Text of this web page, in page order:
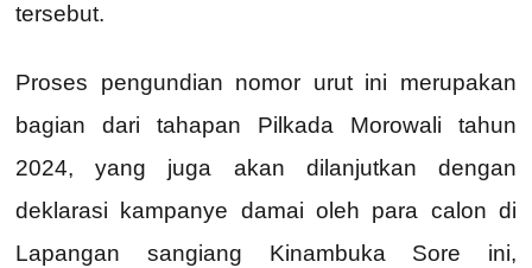
tersebut.
Proses pengundian nomor urut ini merupakan
bagian dari tahapan Pilkada Morowali tahun
2024, yang juga akan dilanjutkan dengan
deklarasi kampanye damai oleh para calon di
Lapangan sangiang Kinambuka Sore ini,